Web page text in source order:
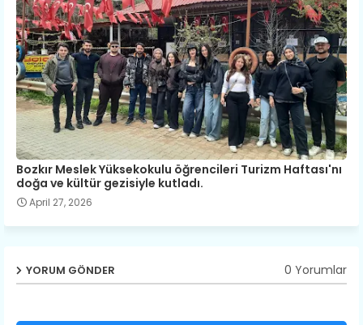
Bozkır Meslek Yüksekokulu öğrencileri Turizm Haftası'nı
doğa ve kültür gezisiyle kutladı.
April 27, 2026
YORUM GÖNDER 0 Yorumlar